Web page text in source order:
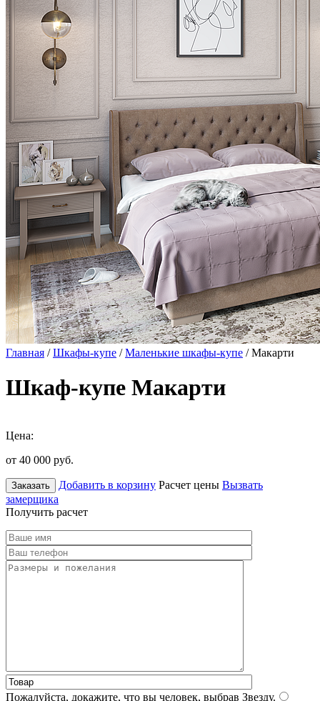
Главная /Шкафы-купе /Маленькие шкафы-купе / Макарти
Шкаф-купе Макарти
Цена:
от 40 000 руб.
Заказать Добавить в корзину Расчет цены Вызвать
замерщика
Получить расчет
Пожалуйста, докажите, что вы человек, выбрав Звезду.